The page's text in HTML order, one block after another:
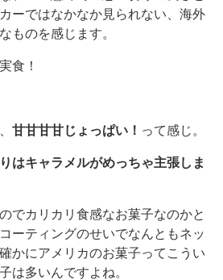
ーではなかなか見られない、海外
ものを感じます。
食！
甘甘甘甘じょっぱい！ って感じ。
はキャラメルがめっちゃ主張しま
でカリカリ食感なお菓子なのかと
ーティングのせいでなんともネッ
かにアメリカのお菓子ってこうい
は多いんですよね。